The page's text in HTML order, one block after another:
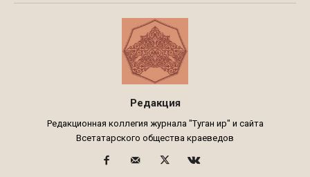
Редакция
Редакционная коллегия журнала "Туган җир" и сайта
Всетатарского общества краеведов